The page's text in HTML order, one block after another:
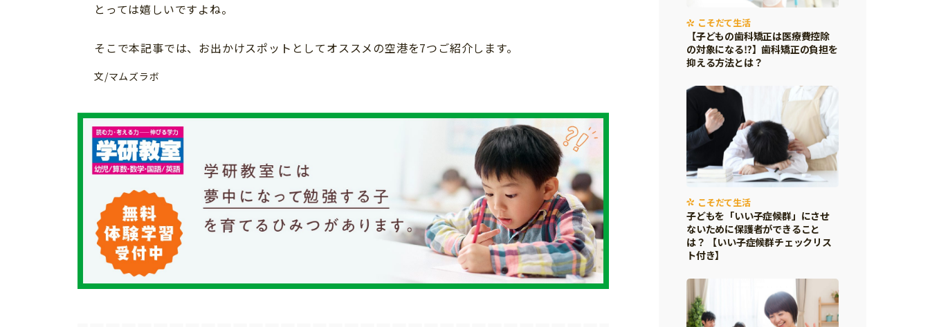
「こそだてまっぷ」とは
サイトのご利⽤にあたって
とっては嬉しいですよね。
そこで本記事では、お出かけスポットとしてオススメの空港を7つご紹介します。
文/マムズラボ
こそだて生活
【子どもの歯科矯正は医療費控除
の対象になる⁉】歯科矯正の負担を
抑える方法とは？
こそだて生活
子どもを「いい子症候群」にさせ
ないために保護者ができること
は？ 【いい子症候群チェックリス
ト付き】